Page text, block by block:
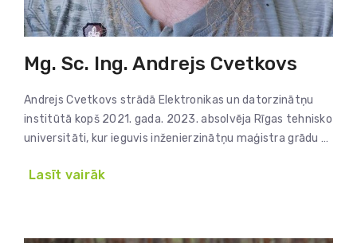
Mg. Sc. Ing. Andrejs Cvetkovs
Andrejs Cvetkovs strādā Elektronikas un datorzinātņu
institūtā kopš 2021. gada. 2023. absolvēja Rīgas tehnisko
universitāti, kur ieguvis inženierzinātņu maģistra grādu …
Lasīt vairāk